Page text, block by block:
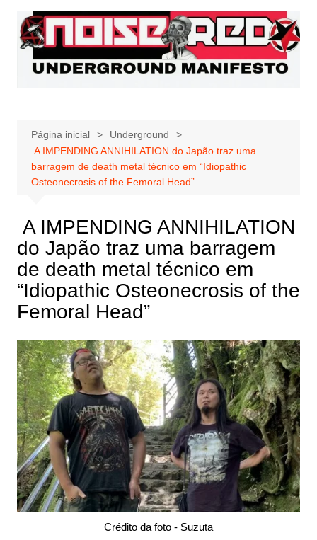
para
conteúdo
Página inicial
Underground
A IMPENDING ANNIHILATION do Japão traz uma
barragem de death metal técnico em “Idiopathic
Osteonecrosis of the Femoral Head”
A IMPENDING ANNIHILATION
do Japão traz uma barragem
de death metal técnico em
“Idiopathic Osteonecrosis of the
Femoral Head”
Crédito da foto - Suzuta